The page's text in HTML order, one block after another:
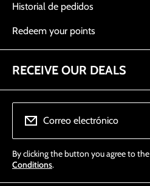
Historial de pedidos
Redeem your points
RECEIVE OUR DEALS
Correo electrónico
By clicking the button you agree to the
Conditions.